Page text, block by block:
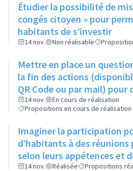
Étudier la possibilité de
congés citoyen » pour
habitants de s’investir
14 nov. Non réalisable
Mettre en place un
la fin des actions
QR Code ou par mail) pour
appréciation de l'action et
14 nov.
En cours de réalisation
Propositions en cours de réalisation
Imaginer la participation
d’habitants à des
selon leurs appétences et
14 nov. Réalisée Propositions